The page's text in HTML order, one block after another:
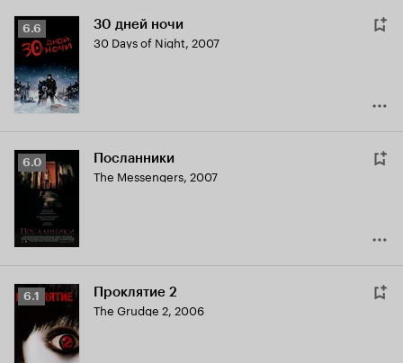
Рейтинг
Кинопоиска
6.6
6.6 30 дней ночи
30 Days of Night, 2007
Рейтинг
Кинопоиска
6.0
6.0 Посланники
The Messengers, 2007
Рейтинг
Кинопоиска
6.1
6.1 Проклятие 2
The Grudge 2, 2006